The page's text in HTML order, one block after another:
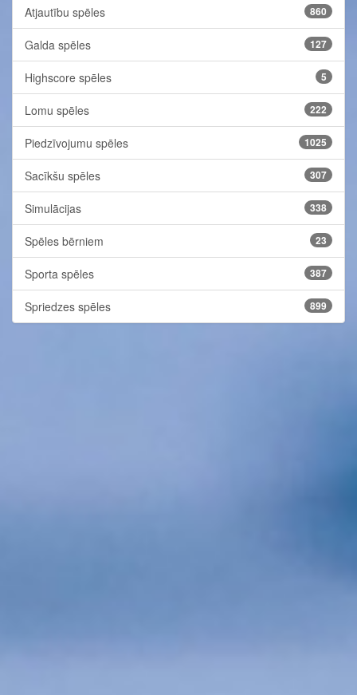
Atjautību spēles 860
Galda spēles 127
Highscore spēles 5
Lomu spēles 222
Piedzīvojumu spēles 1025
Sacīkšu spēles 307
Simulācijas 338
Spēles bērniem 23
Sporta spēles 387
Spriedzes spēles 899